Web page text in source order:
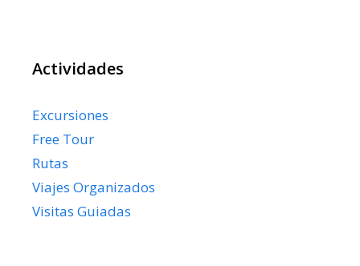
Actividades
Excursiones
Free Tour
Rutas
Viajes Organizados
Visitas Guiadas